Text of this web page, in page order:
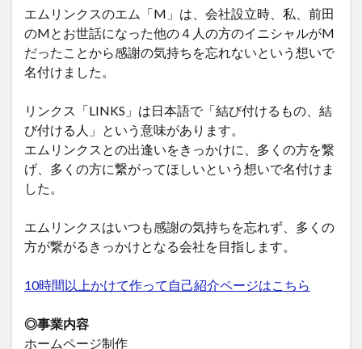
エムリンクスのエム「M」は、会社設立時、私、前田
のMとお世話になった他の４人の方のイニシャルがM
だったことから感謝の気持ちを忘れないという想いで
名付けました。
リンクス「LINKS」は日本語で「結び付けるもの、結
び付ける人」という意味があります。
エムリンクスとの出逢いをきっかけに、多くの方を繋
げ、多くの方に繋がってほしいという想いで名付けま
した。
エムリンクスはいつも感謝の気持ちを忘れず、多くの
方が繋がるきっかけとなる会社を目指します。
10時間以上かけて作って自己紹介ページはこちら
◎事業内容
ホームページ制作